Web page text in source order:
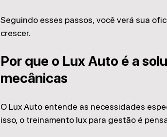
Seguindo esses passos, você verá sua
crescer.
Por que o Lux Auto é a
mecânicas
O Lux Auto entende as necessidades
isso, o treinamento lux para gestão é